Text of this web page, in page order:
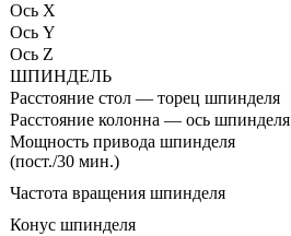
Ось Х
Ось Y
Ось Z
ШПИНДЕЛЬ
Расстояние стол — торец шпинделя
Расстояние колонна — ось шпинделя
Мощность привода шпинделя
(пост./30 мин.)
Частота вращения шпинделя
Конус шпинделя